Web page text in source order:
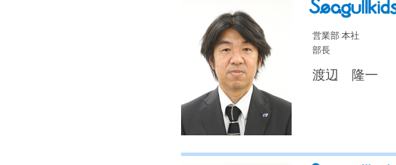
営業部 本社
部長
渡辺 隆一